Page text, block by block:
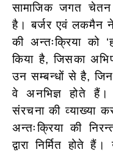
सामाजिक जगत चेतन
है। बर्जर एवं लकमैन
की अन्तःक्रिया को
किया है, जिसका
उन सम्बन्धों से है,
वे अनभिज्ञ होते
संरचना की व्याख्या
अन्तःक्रियाकी
द्वारा निर्मित होते